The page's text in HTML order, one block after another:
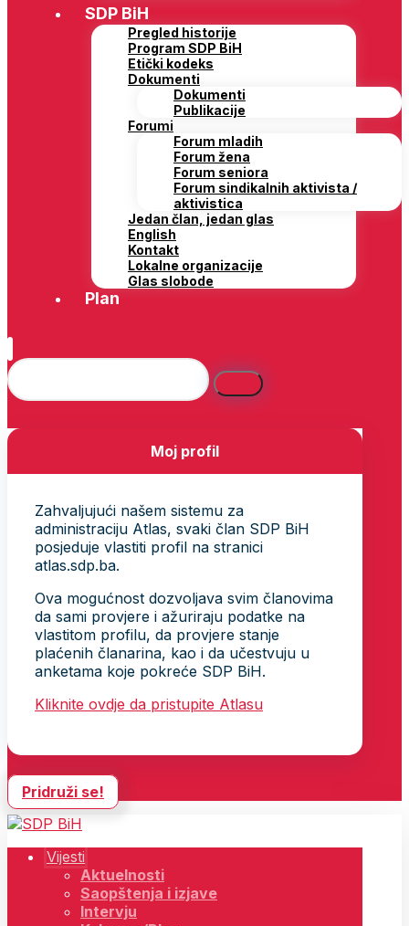
SDP BiH
Pregled historije
Program SDP BiH
Etički kodeks
Dokumenti
Dokumenti
Publikacije
Forumi
Forum mladih
Forum žena
Forum seniora
Forum sindikalnih aktivista /
aktivistica
Jedan član, jedan glas
English
Kontakt
Lokalne organizacije
Glas slobode
Plan
Moj profil
Zahvaljujući našem sistemu za
administraciju Atlas, svaki član SDP BiH
posjeduje vlastiti profil na stranici
atlas.sdp.ba.
Ova mogućnost dozvoljava svim članovima
da sami provjere i ažuriraju podatke na
vlastitom profilu, da provjere stanje
plaćenih članarina, kao i da učestvuju u
anketama koje pokreće SDP BiH.
Kliknite ovdje da pristupite Atlasu
Pridruži se!
Vijesti
Aktuelnosti
Saopštenja i izjave
Intervju